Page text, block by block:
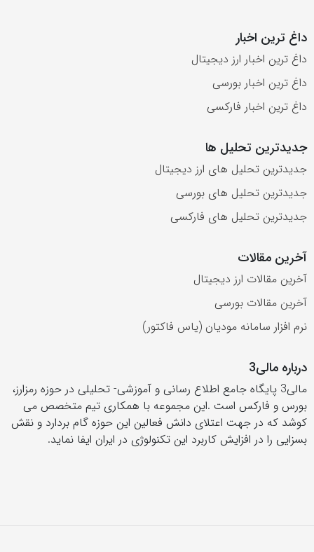
داغ ترین اخبار
داغ ترین اخبار ارز دیجیتال
داغ ترین اخبار بورسی
داغ ترین اخبار فارکسی
جدیدترین تحلیل ها
جدیدترین تحلیل های ارز دیجیتال
جدیدترین تحلیل های بورسی
جدیدترین تحلیل های فارکسی
آخرین مقالات
آخرین مقالات ارز دیجیتال
آخرین مقالات بورسی
نرم افزار سامانه مودیان (یاس فاکتور)
درباره مالی3
مالی3 پایگاه جامع اطلاع رسانی و آموزشی- تحلیلی در حوزه رمزارز،
بورس و فارکس است .این مجموعه با همکاری تیم متخصص می
کوشد که در جهت اعتلای دانش فعالین این حوزه گام بردارد و نقش
بسزایی را در افزایش کاربرد این تکنولوژی در ایران ایفا نماید.